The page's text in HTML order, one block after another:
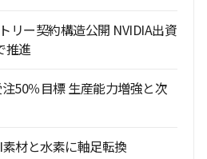
リー契約構造公開 NVIDIA出資
推進
50％目標 生産能力増強と次
材と水素に軸足転換